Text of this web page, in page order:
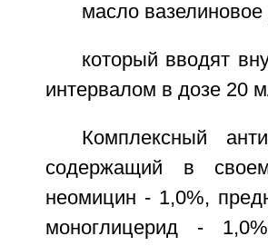
масло
который вводят
интервалом в дозе 20
Комплексный
содержащий в
неомицин - 1,0%,
моноглицерид -